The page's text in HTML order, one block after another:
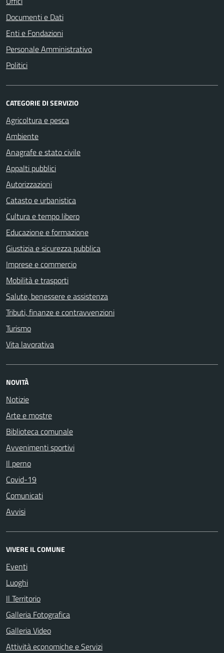
Documenti e Dati
Enti e Fondazioni
Personale Amministrativo
Politici
CATEGORIE DI SERVIZIO
Agricoltura e pesca
Ambiente
Anagrafe e stato civile
Appalti pubblici
Autorizzazioni
Catasto e urbanistica
Cultura e tempo libero
Educazione e formazione
Giustizia e sicurezza pubblica
Imprese e commercio
Mobilità e trasporti
Salute, benessere e assistenza
Tributi, finanze e contravvenzioni
Turismo
Vita lavorativa
NOVITÀ
Notizie
Arte e mostre
Biblioteca comunale
Avvenimenti sportivi
Il perno
Covid-19
Comunicati
Avvisi
VIVERE IL COMUNE
Eventi
Luoghi
Il Territorio
Galleria Fotografica
Galleria Video
Attività economiche e Servizi